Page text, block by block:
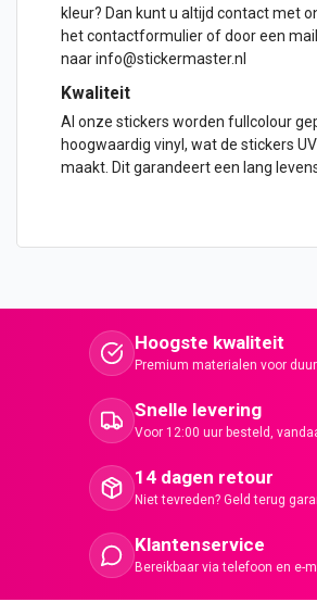
kleur? Dan kunt u altijd contact met
het contactformulier of door een
naar info@stickermaster.nl
Kwaliteit
Al onze stickers worden fullcolour
hoogwaardig vinyl, wat de stickers
maakt. Dit garandeert een lang
Hoogste kwaliteit
Premium materialen voor
Snelle levering
Voor 12:00 uur besteld,
14 dagen retour
Niet tevreden? Geld terug
Klantenservice
Bereikbaar via telefoon en e-